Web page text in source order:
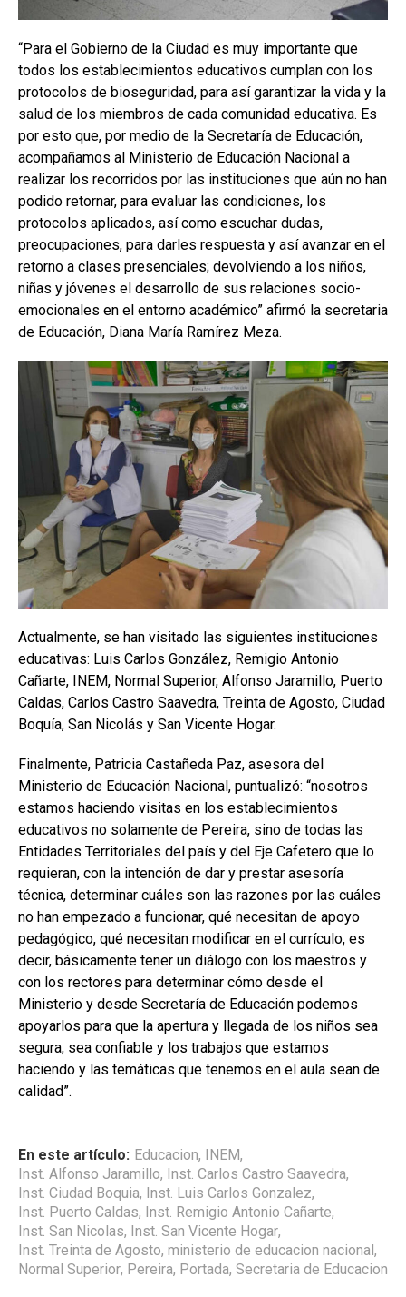
“Para el Gobierno de la Ciudad es muy importante que
todos los establecimientos educativos cumplan con los
protocolos de bioseguridad, para así garantizar la vida y la
salud de los miembros de cada comunidad educativa. Es
por esto que, por medio de la Secretaría de Educación,
acompañamos al Ministerio de Educación Nacional a
realizar los recorridos por las instituciones que aún no han
podido retornar, para evaluar las condiciones, los
protocolos aplicados, así como escuchar dudas,
preocupaciones, para darles respuesta y así avanzar en el
retorno a clases presenciales; devolviendo a los niños,
niñas y jóvenes el desarrollo de sus relaciones socio-
emocionales en el entorno académico” afirmó la secretaria
de Educación, Diana María Ramírez Meza.
Actualmente, se han visitado las siguientes instituciones
educativas: Luis Carlos González, Remigio Antonio
Cañarte, INEM, Normal Superior, Alfonso Jaramillo, Puerto
Caldas, Carlos Castro Saavedra, Treinta de Agosto, Ciudad
Boquía, San Nicolás y San Vicente Hogar.
Finalmente, Patricia Castañeda Paz, asesora del
Ministerio de Educación Nacional, puntualizó: “nosotros
estamos haciendo visitas en los establecimientos
educativos no solamente de Pereira, sino de todas las
Entidades Territoriales del país y del Eje Cafetero que lo
requieran, con la intención de dar y prestar asesoría
técnica, determinar cuáles son las razones por las cuáles
no han empezado a funcionar, qué necesitan de apoyo
pedagógico, qué necesitan modificar en el currículo, es
decir, básicamente tener un diálogo con los maestros y
con los rectores para determinar cómo desde el
Ministerio y desde Secretaría de Educación podemos
apoyarlos para que la apertura y llegada de los niños sea
segura, sea confiable y los trabajos que estamos
haciendo y las temáticas que tenemos en el aula sean de
calidad”.
En este artículo: Educacion, INEM,
Inst. Alfonso Jaramillo, Inst. Carlos Castro Saavedra,
Inst. Ciudad Boquia, Inst. Luis Carlos Gonzalez,
Inst. Puerto Caldas, Inst. Remigio Antonio Cañarte,
Inst. San Nicolas, Inst. San Vicente Hogar,
Inst. Treinta de Agosto, ministerio de educacion nacional ,
Normal Superior, Pereira, Portada, Secretaria de Educacion